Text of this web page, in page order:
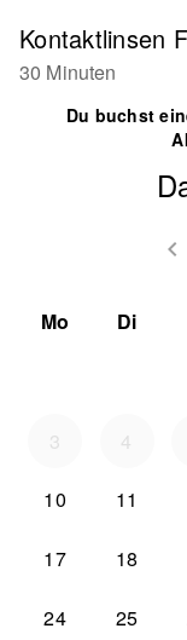
Kontaktlinsen
30 Minuten
Du buchst
keyboard_arrow_left
Mo Di
3 4
10 11
17 18
24 25